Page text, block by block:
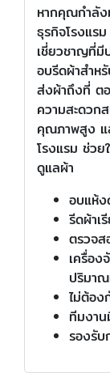
หากคุณกำลัง
ธุรกิจโรงแร
เชี่ยวชาญที่มี
อบรีดผ้าสำห
ส่งผ้าถึงที่ ต
ความสะดวก
คุณภาพสูง แ
โรงแรม ช่วย
ดูแลผ้า
อบแห้ง
รีดผ้าเ
ตรวจ
เครื่อ
ปริมาณ
ไม่ต้อง
ทีมงา
รองรับ